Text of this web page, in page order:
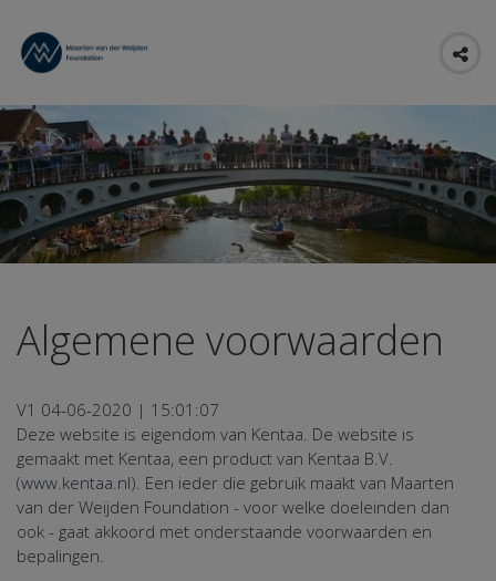
Algemene voorwaarden
V1 04-06-2020 | 15:01:07
Deze website is eigendom van Kentaa. De website is
gemaakt met Kentaa, een product van Kentaa B.V.
(www.kentaa.nl). Een ieder die gebruik maakt van Maarten
van der Weijden Foundation - voor welke doeleinden dan
ook - gaat akkoord met onderstaande voorwaarden en
bepalingen.